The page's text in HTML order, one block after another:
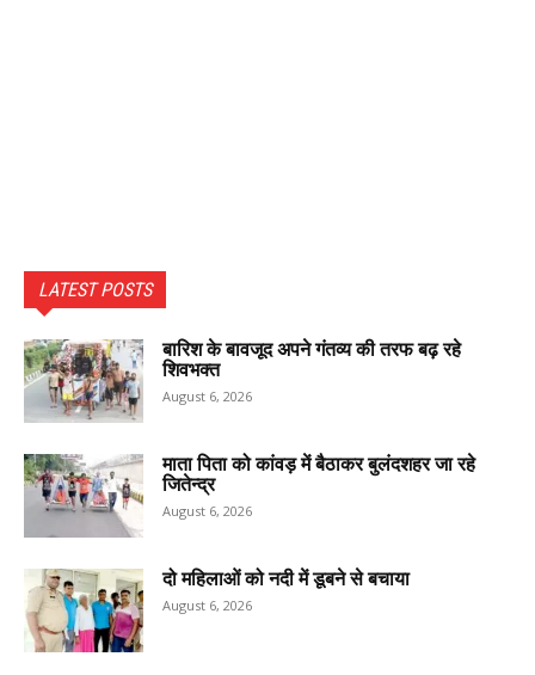
LATEST POSTS
बारिश के बावजूद अपने गंतव्य की तरफ बढ़ रहे
शिवभक्त
August 6, 2026
माता पिता को कांवड़ में बैठाकर बुलंदशहर जा रहे
जितेन्द्र
August 6, 2026
दो महिलाओं को नदी में डूबने से बचाया
August 6, 2026